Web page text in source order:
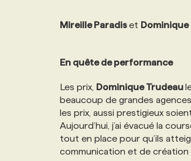
Mireille Paradiset Dominique
En quête de performance
Les prix, Dominique Trudeau
beaucoup de grandes
les prix, aussi prestigieux
Aujourd’hui, j’ai évacué la
tout en place pour qu’ils
communication et de